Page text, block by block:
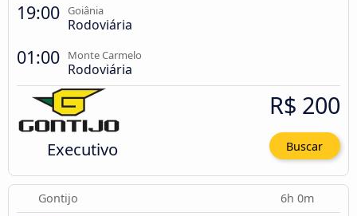
19:00 Goiânia
Rodoviária
01:00 Monte Carmelo
Rodoviária
Executivo
R$ 200
Buscar
Gontijo 6h 0m